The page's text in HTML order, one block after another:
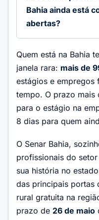
Bahia ainda está
abertas?
Quem está na Bahia
janela rara: mais de
estágios e empregos
tempo. O prazo mais
para o estágio na
8 dias para quem
O Senar Bahia,
profissionais do
sua história no
das principais portas
rural gratuita na
prazo de 26 de maio